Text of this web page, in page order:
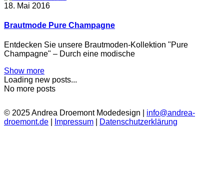
18. Mai 2016
Brautmode Pure Champagne
Entdecken Sie unsere Brautmoden-Kollektion "Pure
Champagne" – Durch eine modische
Show more
Loading new posts...
No more posts
© 2025 Andrea Droemont Modedesign | info@andrea-
droemont.de
Impressum Datenschutzerklärung